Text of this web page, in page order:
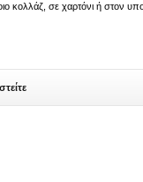
κολλάζ, σε χαρτόνι ή στον